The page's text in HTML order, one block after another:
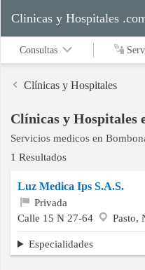
medicos
Ciudades
Buscar
Clinicas y Hospitales
Consultas
Clínicas y Hospitales
Clínicas y Hospitales
Servicios medicos en
1 Resultados
Luz Medica Ips S.A.S.
Privada
Calle 15 N 27-64
Pasto,
Especialidades